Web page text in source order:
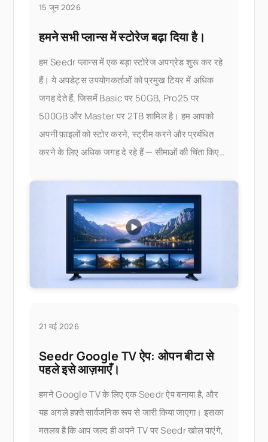
15 जून 2026
हमने सभी प्लान्स में स्टोरेज बढ़ा दिया है।
हम Seedr प्लान्स में एक बड़ा स्टोरेज अपग्रेड शुरू कर रहे
हैं। ये अपडेट्स उपयोगकर्ताओं को प्रमुख टियर में अधिक
जगह देते हैं, जिसमें Basic पर 50GB, Pro25 पर
500GB और Master पर 2TB शामिल है। हम आपको
अपनी फ़ाइलों को स्टोर करने, स्ट्रीम करने और प्रबंधित
करने के लिए अधिक जगह दे रहे हैं — सीमाओं की चिंता किए
21 मई 2026
Seedr Google TV ऐप: ओपन बीटा से
पहले इसे आज़माएँ।
हमने Google TV के लिए एक Seedr ऐप बनाया है, और
यह अगले हफ़्ते सार्वजनिक रूप से जारी किया जाएगा। इसका
मतलब है कि आप जल्द ही अपने TV पर Seedr खोल पाएंगे,